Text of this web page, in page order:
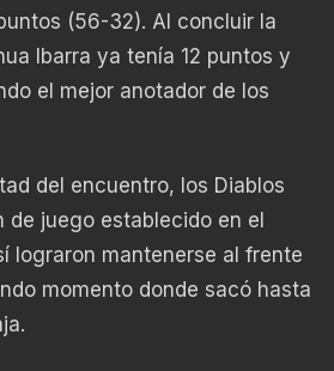
(56-32). Al concluir la
Ibarra ya tenía 12 puntos y
el mejor anotador de los
del encuentro, los Diablos
de juego establecido en el
lograron mantenerse al frente
momento donde sacó hasta